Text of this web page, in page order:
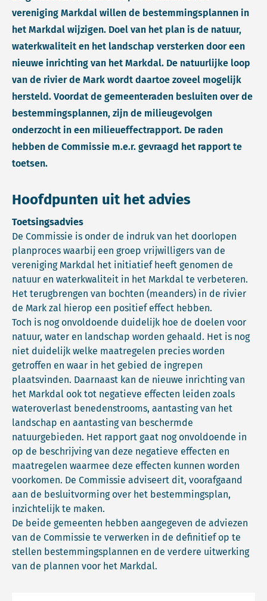
vereniging Markdal willen de bestemmingsplannen in
het Markdal wijzigen. Doel van het plan is de natuur,
waterkwaliteit en het landschap versterken door een
nieuwe inrichting van het Markdal. De natuurlijke loop
van de rivier de Mark wordt daartoe zoveel mogelijk
hersteld. Voordat de gemeenteraden besluiten over de
bestemmingsplannen, zijn de milieugevolgen
onderzocht in een milieueffectrapport. De raden
hebben de Commissie m.e.r. gevraagd het rapport te
toetsen.
Hoofdpunten uit het advies
Toetsingsadvies
De Commissie is onder de indruk van het doorlopen
planproces waarbij een groep vrijwilligers van de
vereniging Markdal het initiatief heeft genomen de
natuur en waterkwaliteit in het Markdal te verbeteren.
Het terugbrengen van bochten (meanders) in de rivier
de Mark zal hierop een positief effect hebben.
Toch is nog onvoldoende duidelijk hoe de doelen voor
natuur, water en landschap worden gehaald. Het is nog
niet duidelijk welke maatregelen precies worden
getroffen en waar in het gebied de ingrepen
plaatsvinden. Daarnaast kan de nieuwe inrichting van
het Markdal ook tot negatieve effecten leiden zoals
wateroverlast benedenstrooms, aantasting van het
landschap en aantasting van beschermde
natuurgebieden. Het rapport gaat nog onvoldoende in
op de beschrijving van deze negatieve effecten en
maatregelen waarmee deze effecten kunnen worden
voorkomen. De Commissie adviseert dit, voorafgaand
aan de besluitvorming over het bestemmingsplan,
inzichtelijk te maken.
De beide gemeenten hebben aangegeven de adviezen
van de Commissie te verwerken in de definitief op te
stellen bestemmingsplannen en de verdere uitwerking
van de plannen voor het Markdal.